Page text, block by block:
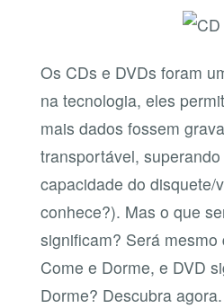
Os CDs e DVDs foram
na tecnologia, eles
mais dados fossem
transportável,
capacidade do disquete/
conhece?). Mas o que
significam? Será
Come e Dorme, e DVD
Dorme? Descubra agora.